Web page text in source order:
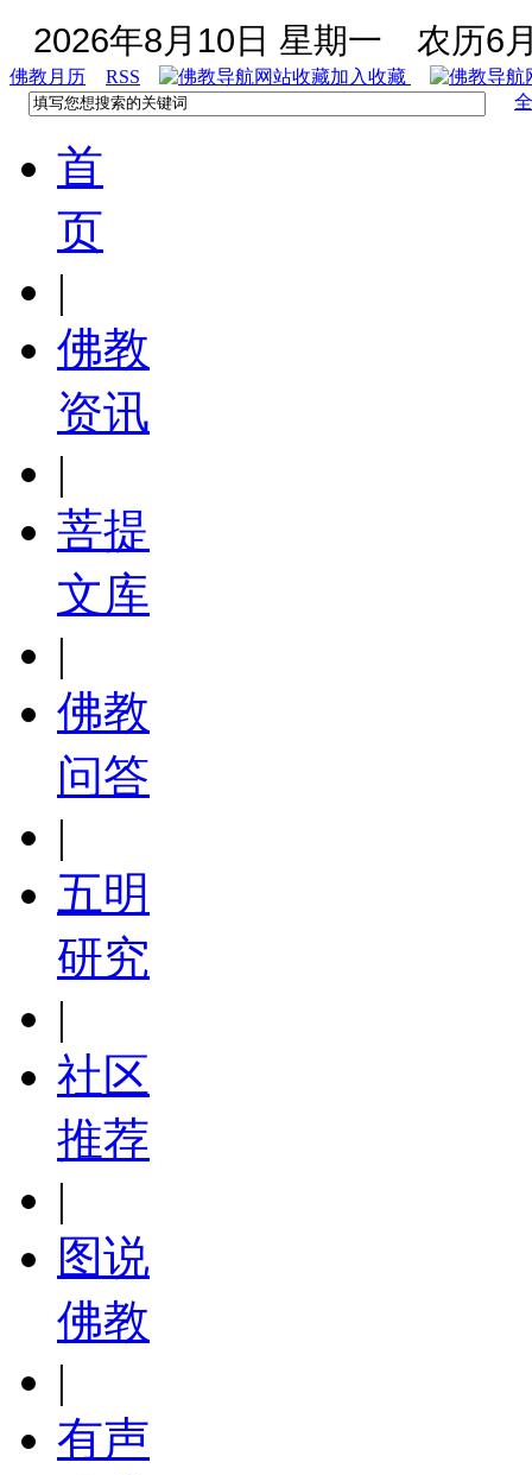
2026年8月10日 星期一 农历6
佛教月历 RSS
加入收藏
首
页
|
佛教
资讯
|
菩提
文库
|
佛教
问答
|
五明
研究
|
社区
推荐
|
图说
佛教
|
有声